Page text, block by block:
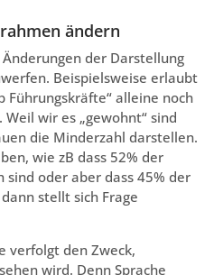
ändern
der Darstellung
Beispielsweise erlaubt
Führungskräfte“ alleine noch
wir es „gewohnt“ sind
die Minderzahl darstellen.
wie zB dass 52% der
oder aber dass 45% der
stellt sich Frage
verfolgt den Zweck,
wird. Denn Sprache